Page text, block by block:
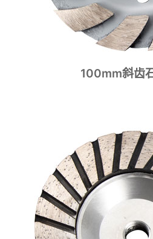
100mm斜齿